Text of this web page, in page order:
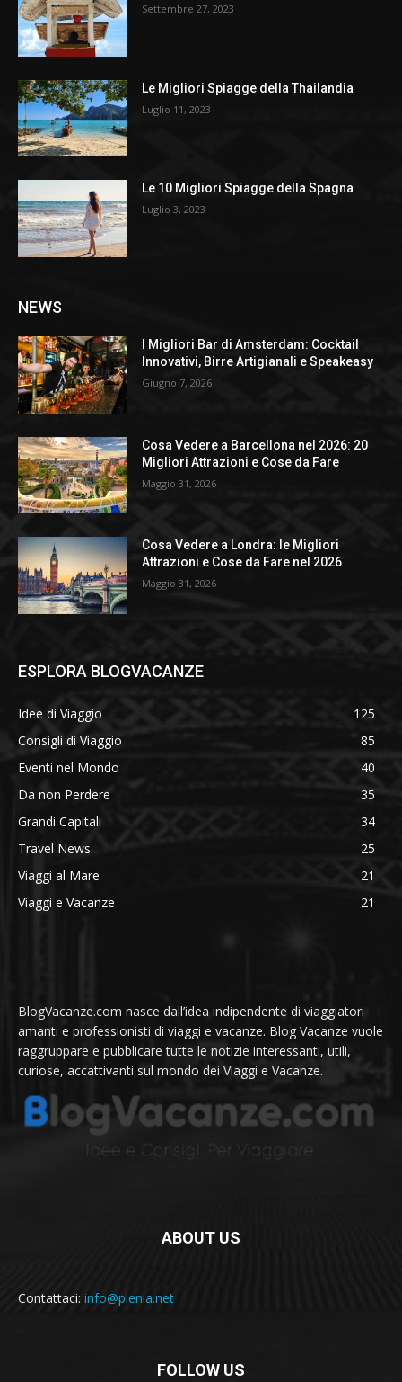
Settembre 27, 2023
Le Migliori Spiagge della Thailandia
Luglio 11, 2023
Le 10 Migliori Spiagge della Spagna
Luglio 3, 2023
NEWS
I Migliori Bar di Amsterdam: Cocktail
Innovativi, Birre Artigianali e Speakeasy
Giugno 7, 2026
Cosa Vedere a Barcellona nel 2026: 20
Migliori Attrazioni e Cose da Fare
Maggio 31, 2026
Cosa Vedere a Londra: le Migliori
Attrazioni e Cose da Fare nel 2026
Maggio 31, 2026
ESPLORA BLOGVACANZE
Idee di Viaggio
125
Consigli di Viaggio
85
Eventi nel Mondo
40
Da non Perdere
35
Grandi Capitali
34
Travel News
25
Viaggi al Mare
21
Viaggi e Vacanze
21
BlogVacanze.com nasce dall’idea indipendente di viaggiatori
amanti e professionisti di viaggi e vacanze. Blog Vacanze vuole
raggruppare e pubblicare tutte le notizie interessanti, utili,
curiose, accattivanti sul mondo dei Viaggi e Vacanze.
ABOUT US
Contattaci: info@plenia.net
FOLLOW US